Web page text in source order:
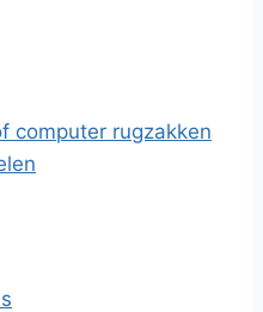
computer rugzakken